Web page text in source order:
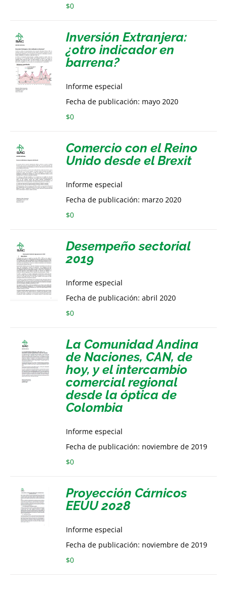
$0
Inversión Extranjera:
¿otro indicador en
barrena?
Informe especial
Fecha de publicación: mayo 2020
$0
Comercio con el Reino
Unido desde el Brexit
Informe especial
Fecha de publicación: marzo 2020
$0
Desempeño sectorial
2019
Informe especial
Fecha de publicación: abril 2020
$0
La Comunidad Andina
de Naciones, CAN, de
hoy, y el intercambio
comercial regional
desde la óptica de
Colombia
Informe especial
Fecha de publicación: noviembre de 2019
$0
Proyección Cárnicos
EEUU 2028
Informe especial
Fecha de publicación: noviembre de 2019
$0